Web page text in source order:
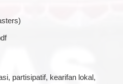
partisipatif, kearifan lokal,